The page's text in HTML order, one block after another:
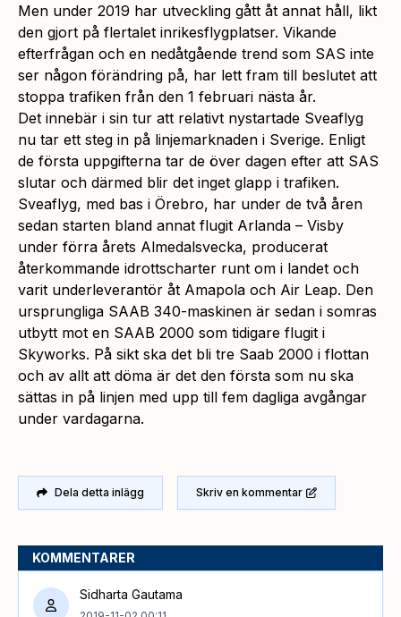
Men under 2019 har utveckling gått åt annat håll, likt
den gjort på flertalet inrikesflygplatser. Vikande
efterfrågan och en nedåtgående trend som SAS inte
ser någon förändring på, har lett fram till beslutet att
stoppa trafiken från den 1 februari nästa år.
Det innebär i sin tur att relativt nystartade Sveaflyg
nu tar ett steg in på linjemarknaden i Sverige. Enligt
de första uppgifterna tar de över dagen efter att SAS
slutar och därmed blir det inget glapp i trafiken.
Sveaflyg, med bas i Örebro, har under de två åren
sedan starten bland annat flugit Arlanda – Visby
under förra årets Almedalsvecka, producerat
återkommande idrottscharter runt om i landet och
varit underleverantör åt Amapola och Air Leap. Den
ursprungliga SAAB 340-maskinen är sedan i somras
utbytt mot en SAAB 2000 som tidigare flugit i
Skyworks. På sikt ska det bli tre Saab 2000 i flottan
och av allt att döma är det den första som nu ska
sättas in på linjen med upp till fem dagliga avgångar
under vardagarna.
Dela detta inlägg Skriv en kommentar
KOMMENTARER
Sidharta Gautama